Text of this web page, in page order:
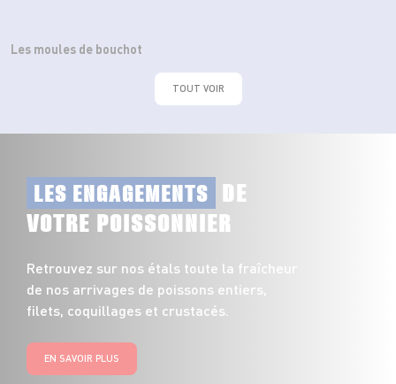
Les moules de bouchot
TOUT VOIR
LES ENGAGEMENTS DE
VOTRE POISSONNIER
Retrouvez sur nos étals toute la fraîcheur
de nos arrivages de poissons entiers,
filets, coquillages et crustacés.
EN SAVOIR PLUS